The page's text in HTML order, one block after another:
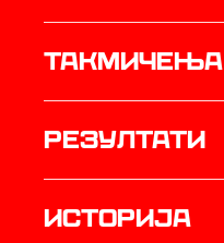
Такмичења
резултати
историја